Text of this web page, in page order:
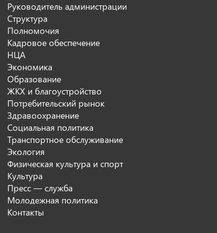
Руководитель администрации
Структура
Полномочия
Кадровое обеспечение
НЦА
Экономика
Образование
ЖКХ и благоустройство
Потребительский рынок
Здравоохранение
Социальная политика
Транспортное обслуживание
Экология
Физическая культура и спорт
Культура
Пресс — служба
Молодежная политика
Контакты